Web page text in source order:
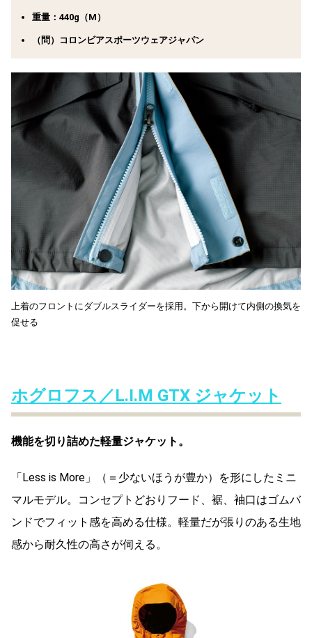
重量：440g（M）
（問）コロンビアスポーツウェアジャパン
上着のフロントにダブルスライダーを採用。下から開けて内側の換気を
促せる
ホグロフス／L.I.M GTX ジャケット
機能を切り詰めた軽量ジャケット。
「Less is More」（＝少ないほうが豊か）を形にしたミニ
マルモデル。コンセプトどおりフード、裾、袖口はゴムバ
ンドでフィット感を高める仕様。軽量だが張りのある生地
感から耐久性の高さが伺える。